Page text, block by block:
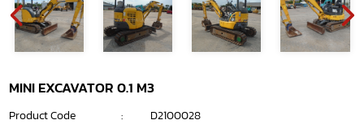
MINI EXCAVATOR 0.1 M3
Product Code :
D2100028